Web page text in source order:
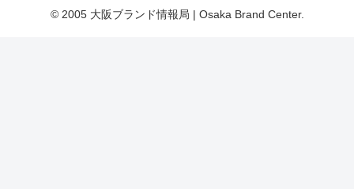
© 2005 大阪ブランド情報局 | Osaka Brand Center.